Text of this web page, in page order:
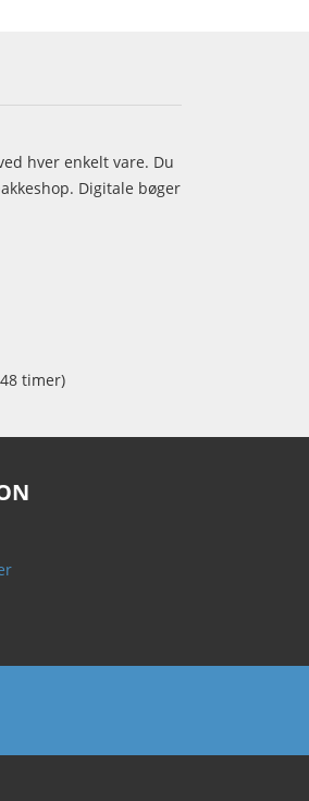
hver enkelt vare. Du
Digitale bøger
timer)